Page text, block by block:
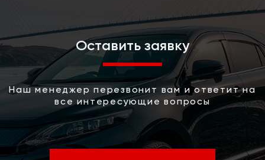
Оставить заявку
Наш менеджер перезвонит вам и ответит на
все интересующие вопросы